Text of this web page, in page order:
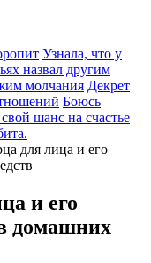
Узнала, что у
назвал другим
молчания Декрет
Боюсь
шанс на счастье
для лица и его
и его
домашних